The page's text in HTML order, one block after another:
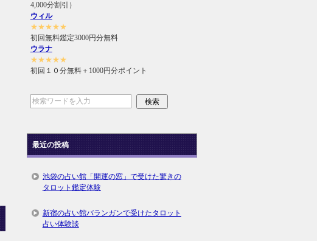
4,000分割引）
ウィル
★★★★★
初回無料鑑定3000円分無料
ウラナ
★★★★★
初回１０分無料＋1000円分ポイント
最近の投稿
池袋の占い館「開運の窓」で受けた驚きの
タロット鑑定体験
新宿の占い館バランガンで受けたタロット
占い体験談